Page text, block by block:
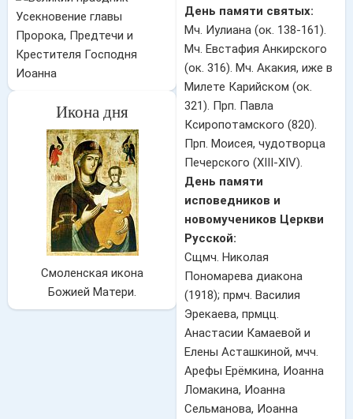
Усекновение главы
Пророка, Предтечи и
Крестителя Господня
Иоанна
Икона дня
Смоленская икона
Божией Матери.
День памяти святых:
Мч. Иулиана (ок. 138-161).
Мч. Евстафия Анкирского
(ок. 316). Мч. Акакия, иже в
Милете Карийском (ок.
321). Прп. Павла
Ксиропотамского (820).
Прп. Моисея, чудотворца
Печерского (XIII-XIV).
День памяти
исповедников и
новомучеников Церкви
Русской:
Сщмч. Николая
Пономарева диакона
(1918); прмч. Василия
Эрекаева, прмцц.
Анастасии Камаевой и
Елены Асташкиной, мчч.
Арефы Ерёмкина, Иоанна
Ломакина, Иоанна
Сельманова, Иоанна